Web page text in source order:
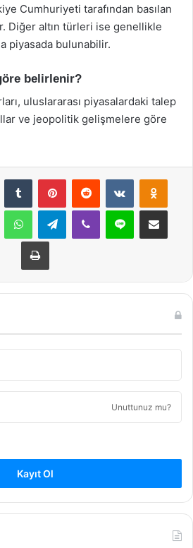
Cumhuriyeti tarafından basılan
Diğer altın türleri ise genellikle
piyasada bulunabilir.
belirlenir?
uluslararası piyasalardaki talep
ve jeopolitik gelişmelere göre
Tumblr PinterestReddit VKontakte
WhatsAppTelegramViber Line E-Posta ile
Yazdır
Unuttunuz mu?
Kayıt Ol